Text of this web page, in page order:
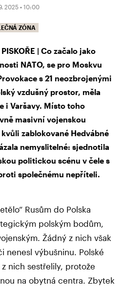
2025 • 10:00
ZÓNA
| Co začalo jako
NATO, se pro Moskvu
s 21 neozbrojenými
vzdušný prostor, měla
i Varšavy. Místo toho
masivní vojenskou
zablokované Hedvábné
nemyslitelné: sjednotila
politickou scénu v čele s
společnému nepříteli.
Rusům do Polska
polským bodům,
Žádný z nich však
nenesl výbušninu. Polské
nich sestřelily, protože
na obytná centra. Zbytek